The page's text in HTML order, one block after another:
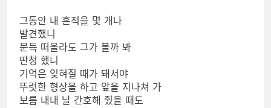
그동안 내 흔적을 몇 개나
발견했니
문득 떠올라도 그가 볼까 봐
딴청 했니
기억은 잊혀질 때가 돼서야
뚜렷한 형상을 하고 앞을 지나쳐 가
보름 내내 날 간호해 줬을 때도